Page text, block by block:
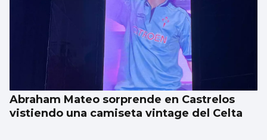
Abraham Mateo sorprende en Castrelos
vistiendo una camiseta vintage del Celta